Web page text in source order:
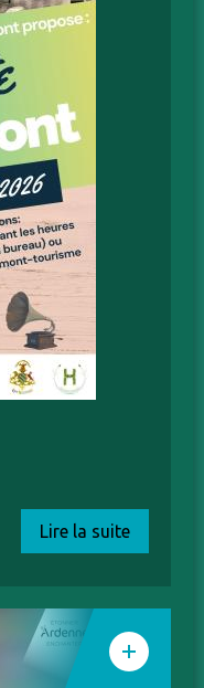
Lire la suite